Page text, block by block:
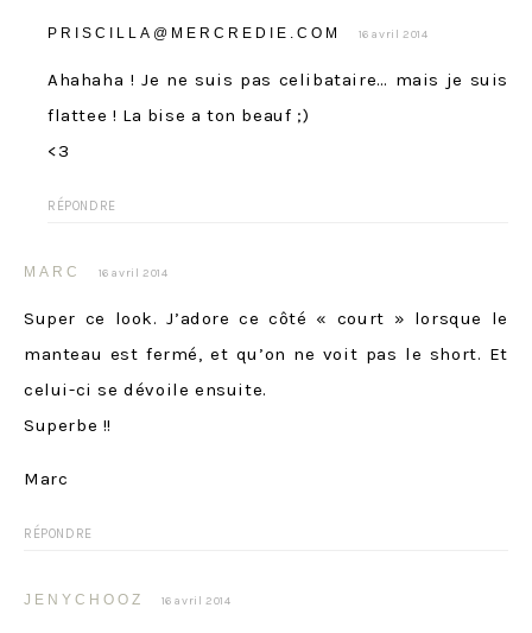
PRISCILLA@MERCREDIE.COM 16 avril 2014
Ahahaha ! Je ne suis pas celibataire… mais je suis
flattee ! La bise a ton beauf ;)
<3
RÉPONDRE
MARC 16 avril 2014
Super ce look. J’adore ce côté « court » lorsque le
manteau est fermé, et qu’on ne voit pas le short. Et
celui-ci se dévoile ensuite.
Superbe !!
Marc
RÉPONDRE
JENYCHOOZ 16 avril 2014